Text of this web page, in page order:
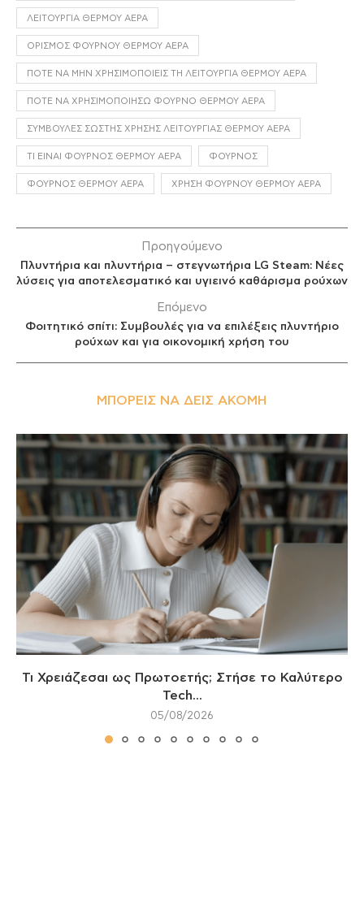
ΛΕΙΤΟΥΡΓΊΑ ΘΕΡΜΟΎ ΑΈΡΑ
ΟΡΙΣΜΌΣ ΦΟΎΡΝΟΥ ΘΕΡΜΟΎ ΑΈΡΑ
ΠΌΤΕ ΝΑ ΜΗΝ ΧΡΗΣΙΜΟΠΟΙΕΊΣ ΤΗ ΛΕΙΤΟΥΡΓΊΑ ΘΕΡΜΟΎ ΑΈΡΑ
ΠΌΤΕ ΝΑ ΧΡΗΣΙΜΟΠΟΙΉΣΩ ΦΟΎΡΝΟ ΘΕΡΜΟΎ ΑΈΡΑ
ΣΥΜΒΟΥΛΈΣ ΣΩΣΤΉΣ ΧΡΉΣΗΣ ΛΕΙΤΟΥΡΓΊΑΣ ΘΕΡΜΟΎ ΑΈΡΑ
ΤΙ ΕΊΝΑΙ ΦΟΎΡΝΟΣ ΘΕΡΜΟΎ ΑΈΡΑ ΦΟΎΡΝΟΣ
ΦΟΎΡΝΟΣ ΘΕΡΜΟΎ ΑΈΡΑ ΧΡΉΣΗ ΦΟΎΡΝΟΥ ΘΕΡΜΟΎ ΑΈΡΑ
Προηγούμενο
Πλυντήρια και πλυντήρια – στεγνωτήρια LG Steam: Νέες
λύσεις για αποτελεσματικό και υγιεινό καθάρισμα ρούχων
Επόμενο
Φοιτητικό σπίτι: Συμβουλές για να επιλέξεις πλυντήριο
ρούχων και για οικονομική χρήση του
ΜΠΟΡΕΊΣ ΝΑ ΔΕΙΣ ΑΚΌΜΗ
Τι Χρειάζεσαι ως Πρωτοετής; Στήσε το Καλύτερο
Tech...
05/08/2026